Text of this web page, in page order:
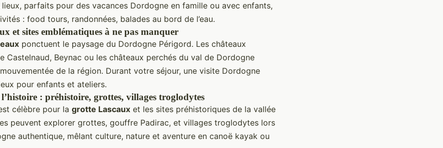
parfaits pour des vacances Dordogne en famille ou avec enfants,
: food tours, randonnées, balades au bord de l’eau.
et sites emblématiques à ne pas manquer
ponctuent le paysage du Dordogne Périgord. Les châteaux
Castelnaud, Beynac ou les châteaux perchés du val de Dordogne
de la région. Durant votre séjour, une visite Dordogne
pour enfants et ateliers.
: préhistoire, grottes, villages troglodytes
célèbre pour la grotte Lascaux et les sites préhistoriques de la vallée
peuvent explorer grottes, gouffre Padirac, et villages troglodytes lors
authentique, mêlant culture, nature et aventure en canoë kayak ou